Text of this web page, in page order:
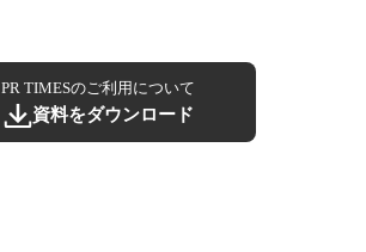
PR TIMESのご利用について
資料をダウンロード